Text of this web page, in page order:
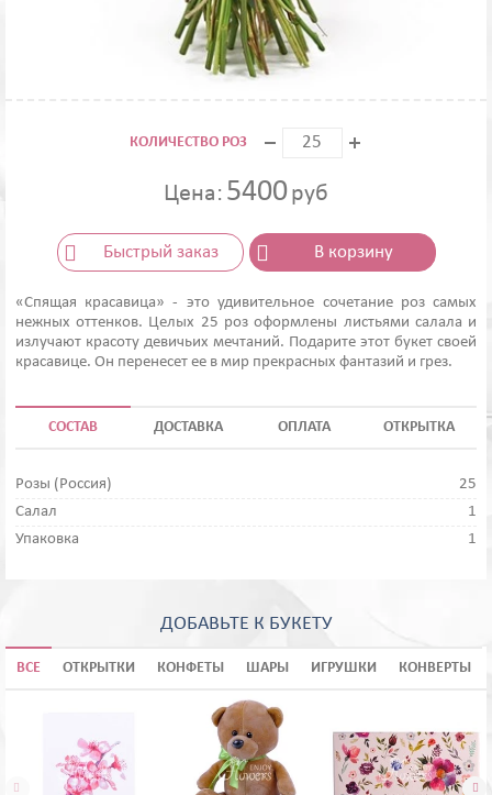
КОЛИЧЕСТВО РОЗ
Цена: 5400руб
Быстрый заказ В корзину
«Спящая красавица» - это удивительное сочетание роз самых
нежных оттенков. Целых 25 роз оформлены листьями салала и
излучают красоту девичьих мечтаний. Подарите этот букет своей
красавице. Он перенесет ее в мир прекрасных фантазий и грез.
СОСТАВ ДОСТАВКА ОПЛАТА ОТКРЫТКА
Розы (Россия)
25
Салал
1
Упаковка
1
ДОБАВЬТЕ К БУКЕТУ
ВСЕ ОТКРЫТКИ КОНФЕТЫ ШАРЫ ИГРУШКИ КОНВЕРТЫ
 